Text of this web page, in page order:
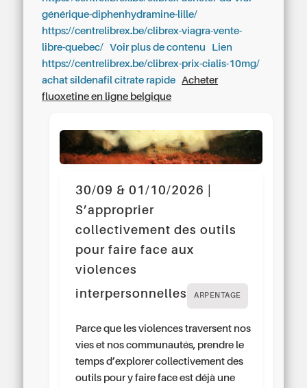
générique-diphenhydramine-lille/
https://centrelibrex.be/clibrex-viagra-vente-
libre-quebec/
Voir plus de contenu
Lien
https://centrelibrex.be/clibrex-prix-cialis-10mg/
achat sildenafil citrate rapide
Acheter
fluoxetine en ligne belgique
30/09 & 01/10/2026 |
S’approprier
collectivement des outils
pour faire face aux
violences
interpersonnelles
ARPENTAGE
Parce que les violences traversent nos
vies et nos communautés, prendre le
temps d’explorer collectivement des
outils pour y faire face est déjà une